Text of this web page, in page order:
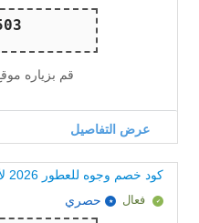
قم بزياره
عرض التفاصيل
كود خصم وجوه للعطور 2026 لأشهر ماركات العطور
فعال حصري